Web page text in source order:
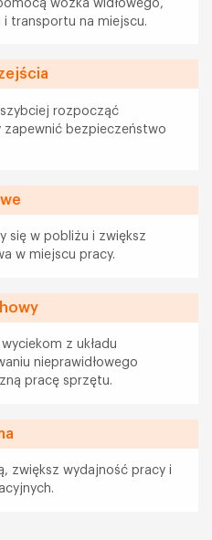
wózka widłowego,
i transportu na miejscu.
rozpocząć
bezpieczeństwo
się w pobliżu i zwiększ
w miejscu pracy.
z układu
nieprawidłowego
pracę sprzętu.
zwiększ wydajność pracy i